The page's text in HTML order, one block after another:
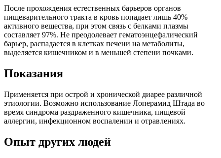
После прохождения естественных барьеров органов
пищеварительного тракта в кровь попадает лишь 40%
активного вещества, при этом связь с белками плазмы
составляет 97%. Не преодолевает гематоэнцефалический
барьер, распадается в клетках печени на метаболиты,
выделяется кишечником и в меньшей степени почками.
Показания
Применяется при острой и хронической диарее различной
этиологии. Возможно использование Лоперамид Штада во
время синдрома раздраженного кишечника, пищевой
аллергии, инфекционном воспалении и отравлениях.
Опыт других людей